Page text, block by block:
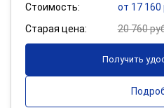
Стоимость:
от 17 160
Старая цена:
20 760
Получить